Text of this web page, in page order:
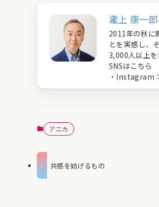
瀧上 康一郎
2011年の秋に
とを実感し、
3,000人以上を
SNSはこちら
・Instagram：
アニカ
共感を妨げるもの